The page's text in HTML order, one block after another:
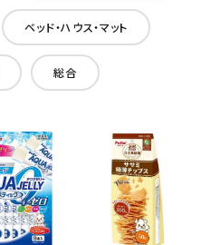
ベッド・ハウス・マット
総合